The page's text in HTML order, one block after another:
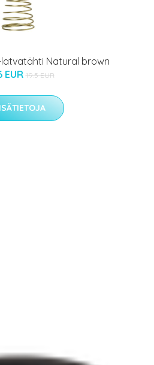
Natural brown
EUR 19.5 EUR